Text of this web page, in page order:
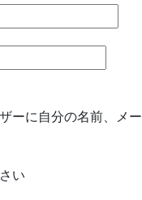
ーに自分の名前、メー
い